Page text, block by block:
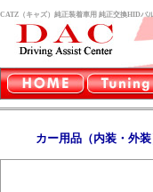
CATZ（キャズ）純正装着車用 純正交換HIDバ
カー用品（内装・外装